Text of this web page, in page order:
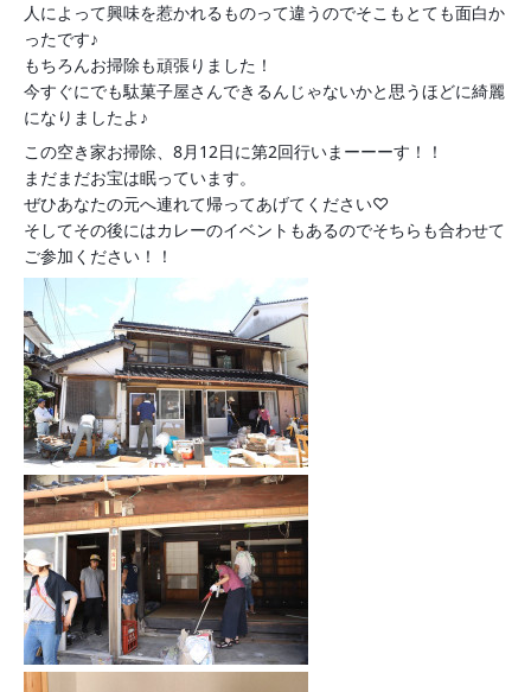
人によって興味を惹かれるものって違うのでそこもとても面白か
ったです♪
もちろんお掃除も頑張りました！
今すぐにでも駄菓子屋さんできるんじゃないかと思うほどに綺麗
になりましたよ♪
この空き家お掃除、8月12日に第2回行いまーーーす！！
まだまだお宝は眠っています。
ぜひあなたの元へ連れて帰ってあげてください♡
そしてその後にはカレーのイベントもあるのでそちらも合わせて
ご参加ください！！